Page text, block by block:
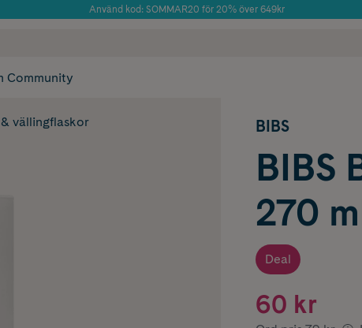
Använd kod: SOMMAR20 för 20% över 649kr
frakt
Community
vällingflaskor BIBS
BIBS
270
Deal
60 kr